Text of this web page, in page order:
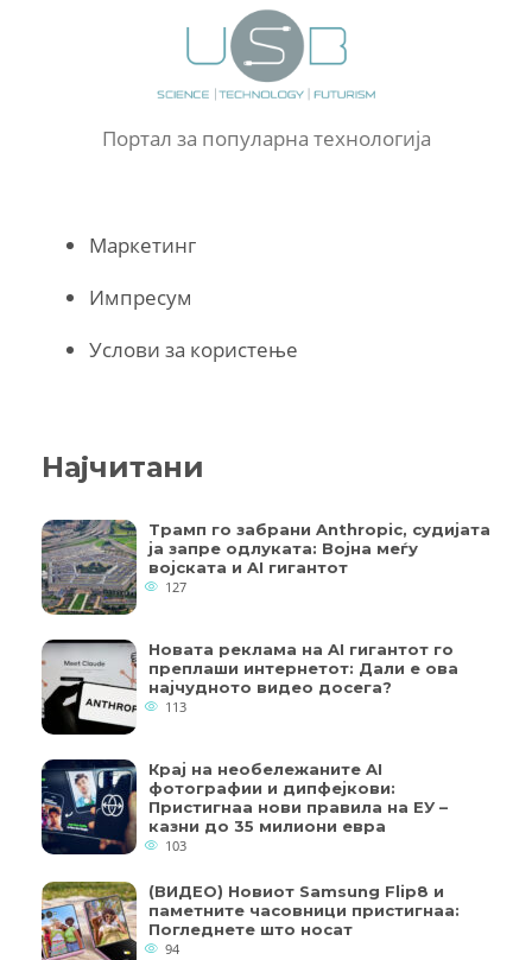
Портал за популарна технологија
Маркетинг
Импресум
Услови за користење
Најчитани
Трамп го забрани Anthropic, судијата
ја запре одлуката: Војна меѓу
војската и AI гигантот
127
Новата реклама на AI гигантот го
преплаши интернетот: Дали е ова
најчудното видео досега?
113
Крај на необележаните AI
фотографии и дипфејкови:
Пристигнаа нови правила на ЕУ –
казни до 35 милиони евра
103
(ВИДЕО) Новиот Samsung Flip8 и
паметните часовници пристигнаа:
Погледнете што носат
94